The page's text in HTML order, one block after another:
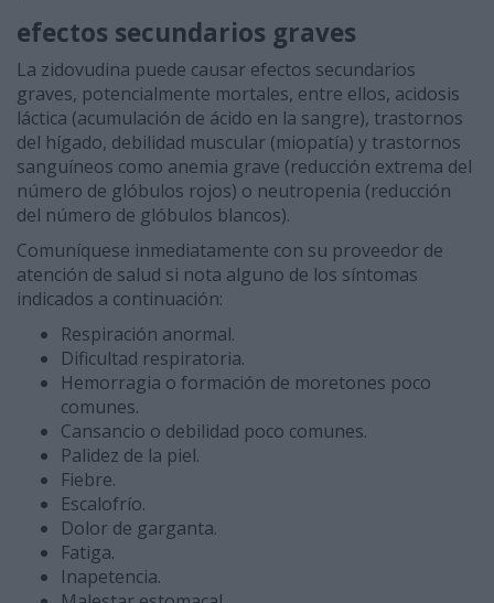
efectos secundarios graves
La zidovudina puede causar efectos secundarios
graves, potencialmente mortales, entre ellos, acidosis
láctica (acumulación de ácido en la sangre), trastornos
del hígado, debilidad muscular (miopatía) y trastornos
sanguíneos como anemia grave (reducción extrema del
número de glóbulos rojos) o neutropenia (reducción
del número de glóbulos blancos).
Comuníquese inmediatamente con su proveedor de
atención de salud si nota alguno de los síntomas
indicados a continuación:
Respiración anormal.
Dificultad respiratoria.
Hemorragia o formación de moretones poco
comunes.
Cansancio o debilidad poco comunes.
Palidez de la piel.
Fiebre.
Escalofrío.
Dolor de garganta.
Fatiga.
Inapetencia.